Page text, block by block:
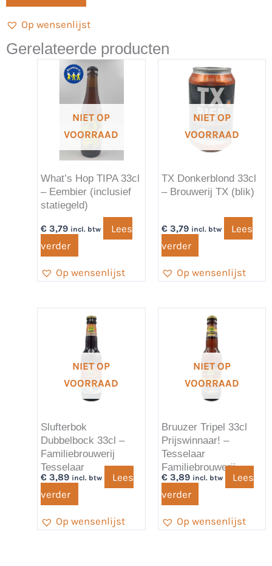
Op wensenlijst
Gerelateerde producten
NIET OP
VOORRAAD
What’s Hop TIPA 33cl
– Eembier (inclusief
statiegeld)
€ 3,79 incl. btw
Lees
verder
Op wensenlijst
NIET OP
VOORRAAD
TX Donkerblond 33cl
– Brouwerij TX (blik)
€3,79 incl. btw
Lees
verder
Op wensenlijst
NIET OP
VOORRAAD
Slufterbok
Dubbelbock 33cl –
Familiebrouwerij
Tesselaar
€ 3,89 incl. btw
Lees
verder
Op wensenlijst
NIET OP
VOORRAAD
Bruuzer Tripel 33cl
Prijswinnaar! –
Tesselaar
Familiebrouwerij
€3,89 incl. btw
Lees
verder
Op wensenlijst